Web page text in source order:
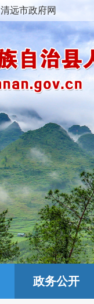
清远市政府网
政务公开